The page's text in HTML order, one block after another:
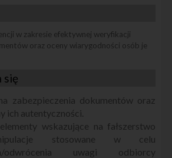
w zakresie efektywnej weryfikacji
oraz oceny wiarygodności osób je
się
zabezpieczenia dokumentów oraz
ich autentyczności.
wskazujące na fałszerstwo
stosowane w celu
odwrócenia uwagi odbiorcy